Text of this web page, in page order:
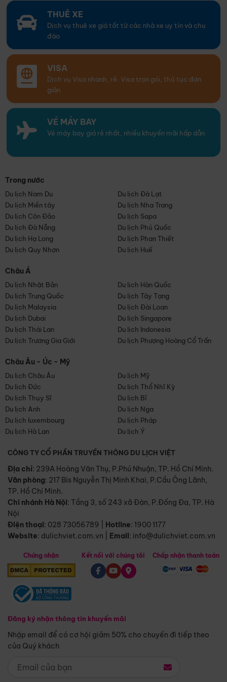
THUÊ XE
Dịch vụ thuê xe giá tốt từ các nhà xe uy tín và chu
đáo
VISA
Dịch vụ Visa nhanh, rẻ. Visa trọn gói, thủ tục đơn
giản
VÉ MÁY BAY
Vé máy bay giá rẻ nhất, nhiều khuyến mãi hấp dẫn
Trong nước
Du lịch Nam Du
Du lịch Đà Lạt
Du lịch Miền tây
Du lịch Nha Trang
Du lịch Côn Đảo
Du lịch Sapa
Du lịch Đà Nẵng
Du lịch Phú Quốc
Du lịch Hạ Long
Du lịch Phan Thiết
Du lịch Quy Nhơn
Du lịch Huế
Châu Á
Du lịch Nhật Bản
Du lịch Hàn Quốc
Du lịch Trung Quốc
Du lịch Tây Tạng
Du lịch Malaysia
Du lịch Đài Loan
Du lịch Dubai
Du lịch Singapore
Du lịch Thái Lan
Du lịch Indonesia
Du lịch Trương Gia Giới
Du lịch Phượng Hoàng Cổ Trấn
Châu Âu - Úc - Mỹ
Du lịch Châu Âu
Du lịch Mỹ
Du lịch Đức
Du lịch Thổ Nhĩ Kỳ
Du lịch Thụy Sĩ
Du lịch Bỉ
Du lịch Anh
Du lịch Nga
Du lịch luxembourg
Du lịch Pháp
Du lịch Hà Lan
Du lịch Ý
CÔNG TY CỔ PHẦN TRUYỀN THÔNG DU LỊCH VIỆT
Địa chỉ: 239A Hoàng Văn Thụ, P.Phú Nhuận, TP. Hồ Chí Minh.
Văn phòng: 217 Bis Nguyễn Thị Minh Khai, P.Cầu Ông Lãnh,
TP. Hồ Chí Minh.
Chi nhánh Hà Nội: Tầng 3, số 243 xã Đàn, P.Đống Đa, TP. Hà
Nội
Điện thoại: 028 73056789 Hotline: 1900 1177
Website: dulichviet.com.vn Email: info@dulichviet.com.vn
Chứng nhận
Đăng ký nhận thông tin khuyến mãi
Nhập email để có cơ hội giảm 50% cho chuyến đi tiếp theo
của Quý khách
Kết nối với chúng tôi Chấp nhận thanh toán